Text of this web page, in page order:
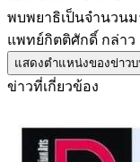
พบพยาธิเป็นจำนวนม
แพทย์กิตติศักดิ์ กล่าว
แสดงตำแหน่งของข่าว
ข่าวที่เกี่ยวข้อง